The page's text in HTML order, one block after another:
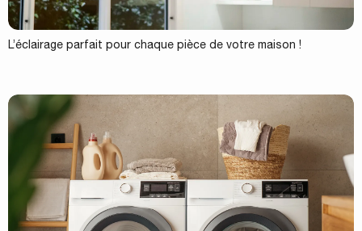
L’éclairage parfait pour chaque pièce de votre maison !